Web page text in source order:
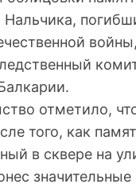
отметило,
того, как
в сквере на